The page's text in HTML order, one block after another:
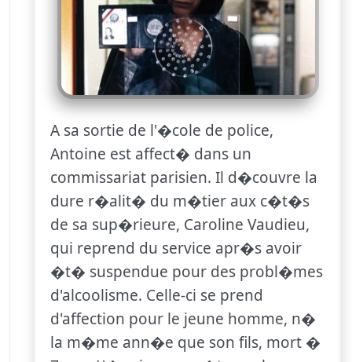
A sa sortie de l'�cole de police,
Antoine est affect� dans un
commissariat parisien. Il d�couvre la
dure r�alit� du m�tier aux c�t�s
de sa sup�rieure, Caroline Vaudieu,
qui reprend du service apr�s avoir
�t� suspendue pour des probl�mes
d'alcoolisme. Celle-ci se prend
d'affection pour le jeune homme, n�
la m�me ann�e que son fils, mort �